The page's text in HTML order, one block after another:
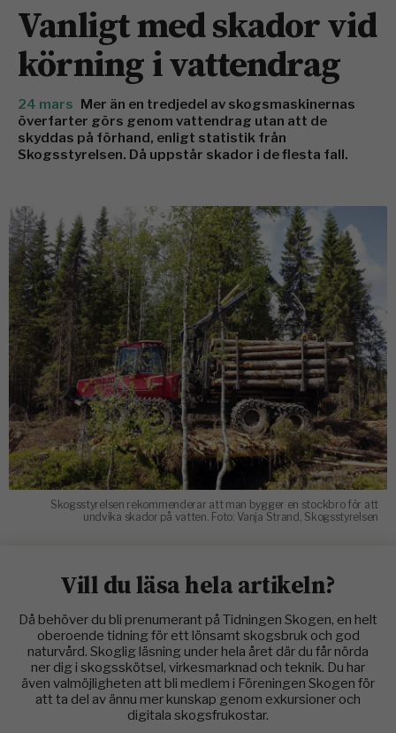
Vanligt med skador vid
körning i vattendrag
24 mars
Mer än en tredjedel av skogsmaskinernas
överfarter görs genom vattendrag utan att de
skyddas på förhand, enligt statistik från
Skogsstyrelsen. Då uppstår skador i de flesta fall.
Skogsstyrelsen rekommenderar att man bygger en stockbro för att
undvika skador på vatten. Foto: Vanja Strand, Skogsstyrelsen
Vill du läsa hela artikeln?
Då behöver du bli prenumerant på Tidningen Skogen, en helt
oberoende tidning för ett lönsamt skogsbruk och god
naturvård. Skoglig läsning under hela året där du får nörda
ner dig i skogsskötsel, virkesmarknad och teknik. Du har
även valmöjligheten att bli medlem i Föreningen Skogen för
att ta del av ännu mer kunskap genom exkursioner och
digitala skogsfrukostar.